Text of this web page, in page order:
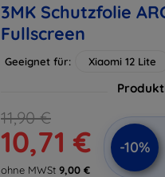
3MK Schutzfolie
Fullscreen
Geeignet für: Xiaomi 12 Lite
11,90 €
10,71 €
ohne MWSt 9,00 €
-10%